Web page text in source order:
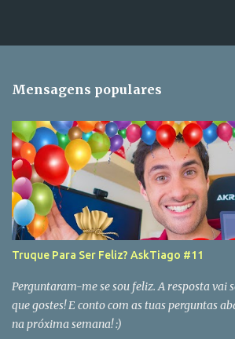
Mensagens populares
Truque Para Ser Feliz? AskTiago #11
Perguntaram-me se sou feliz. A resposta vai
que gostes! E conto com as tuas perguntas
na próxima semana! :)